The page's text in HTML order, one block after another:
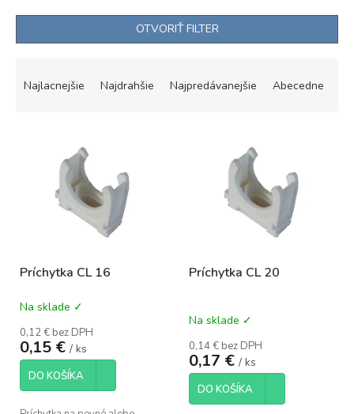
OTVORIŤ FILTER
k
o
v
Najlacnejšie Najdrahšie Najpredávanejšie Abecedne
d
k
t
o
v
Príchytka CL 16
Priemerné
produktu
je
0,0
Na sklade ✓
0,12 € bez DPH
0,15 € / ks
DO KOŠÍKA
Príchytka CL 20
Na sklade ✓
0,14 € bez DPH
0,17 € / ks
DO KOŠÍKA